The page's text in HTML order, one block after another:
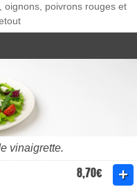
oignons, poivrons rouges et
vinaigrette.
8,70€